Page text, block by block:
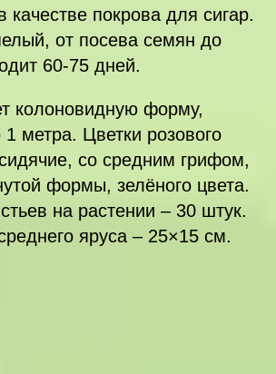
качестве покрова для сигар.
от посева семян до
60-75 дней.
колоновидную форму,
метра. Цветки розового
со средним грифом,
формы, зелёного цвета.
на растении – 30 штук.
яруса – 25×15 см.